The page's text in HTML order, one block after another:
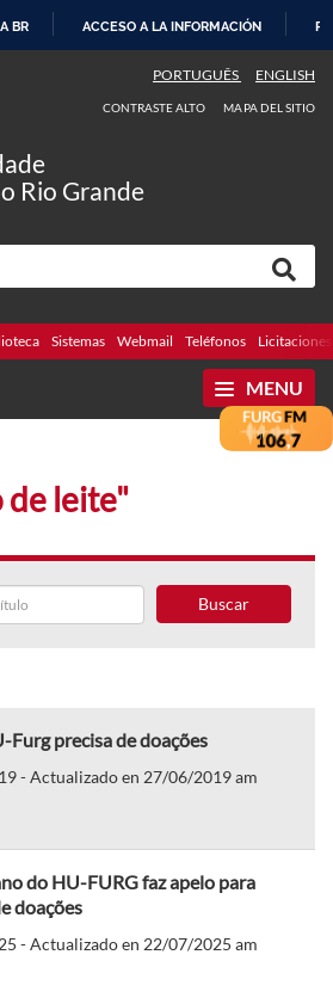
CONTENIDO
BR ACCESO A LA INFORMACIÓN
PORTUGUÊS ENGLISH
CONTRASTE ALTO MAPA DEL SITIO
Rio Grande
Sistemas Webmail Teléfonos Licitaciones
MENU
de leite"
Buscar
Furg precisa de doações
- Actualizado en 27/06/2019 am
do HU-FURG faz apelo para
doações
- Actualizado en 22/07/2025 am